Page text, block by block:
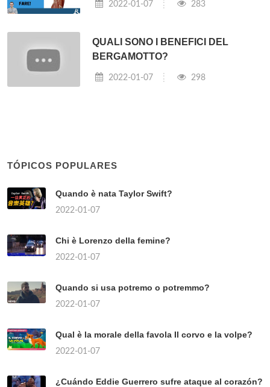
2022-01-07 283
QUALI SONO I BENEFICI DEL
BERGAMOTTO?
2022-01-07 298
TÓPICOS POPULARES
Quando è nata Taylor Swift?
2022-01-07
Chi è Lorenzo della femine?
2022-01-07
Quando si usa potremo o potremmo?
2022-01-07
Qual è la morale della favola Il corvo e la volpe?
2022-01-07
¿Cuándo Eddie Guerrero sufre ataque al corazón?